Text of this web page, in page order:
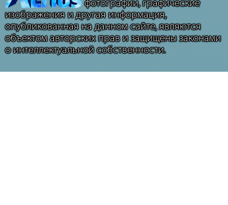
фотографии, графические
изображения и другая информация,
опубликованная на данном сайте, являются
объектом авторских прав и защищены законами
о интеллектуальной собственности.